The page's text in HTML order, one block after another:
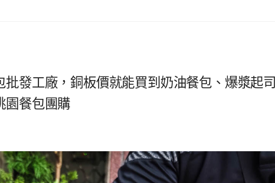
發工廠，銅板價就能買到奶油餐包、爆漿起司
園餐包團購